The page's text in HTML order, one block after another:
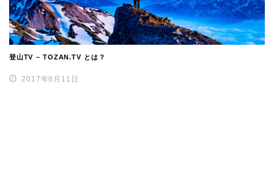
登山TV – TOZAN.TV とは？
2017年8月11日